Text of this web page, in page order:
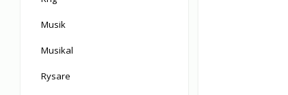
Musik
Musikal
Rysare